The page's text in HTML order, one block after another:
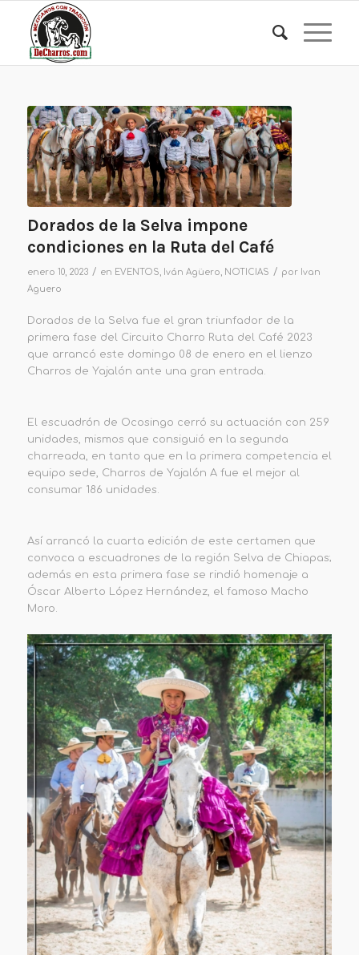
Dorados de la Selva impone
condiciones en la Ruta del Café
enero 10, 2023 / en EVENTOS Iván Agüero NOTICIAS / por Ivan
Aguero
Dorados de la Selva fue el gran triunfador de la
primera fase del Circuito Charro Ruta del Café 2023
que arrancó este domingo 08 de enero en el lienzo
Charros de Yajalón ante una gran entrada.
El escuadrón de Ocosingo cerró su actuación con 259
unidades, mismos que consiguió en la segunda
charreada, en tanto que en la primera competencia el
equipo sede, Charros de Yajalón A fue el mejor al
consumar 186 unidades.
Así arrancó la cuarta edición de este certamen que
convoca a escuadrones de la región Selva de Chiapas;
además en esta primera fase se rindió homenaje a
Óscar Alberto López Hernández, el famoso Macho
Moro.